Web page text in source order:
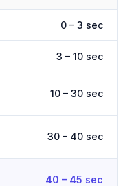
0 – 3 sec
3 – 10 sec
10 – 30 sec
30 – 40 sec
40 – 45 sec